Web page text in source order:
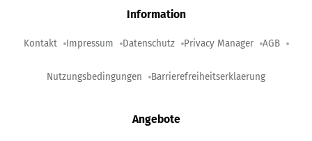
Information
Kontakt Impressum Datenschutz Privacy Manager AGB
Nutzungsbedingungen Barrierefreiheitserklaerung
Angebote